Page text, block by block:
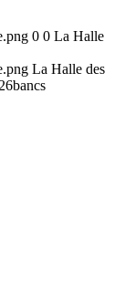
0 0 La Halle
La Halle des
bancs